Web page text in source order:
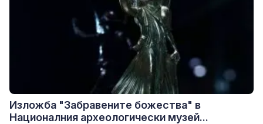
Изложба "Забравените божества" в
Националния археологически музей...